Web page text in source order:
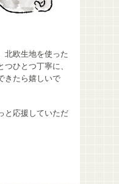
北欧生地を使った
ひとつ丁寧に、
きたら嬉しいで
と応援していただ